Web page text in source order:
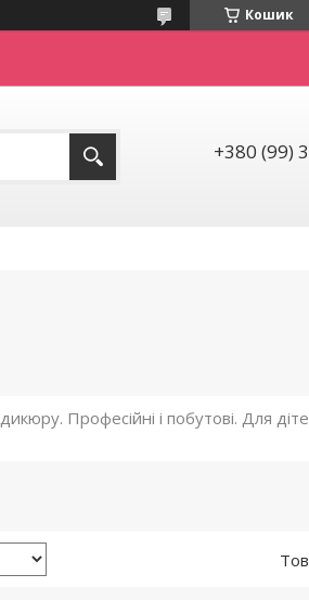
Кошик
+380 (99)
Професійні і побутові. Для